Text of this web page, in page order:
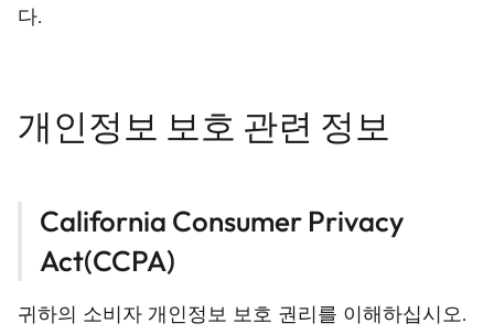
다.
개인정보 보호 관련 정보
California Consumer Privacy
Act(CCPA)
귀하의 소비자 개인정보 보호 권리를 이해하십시오.